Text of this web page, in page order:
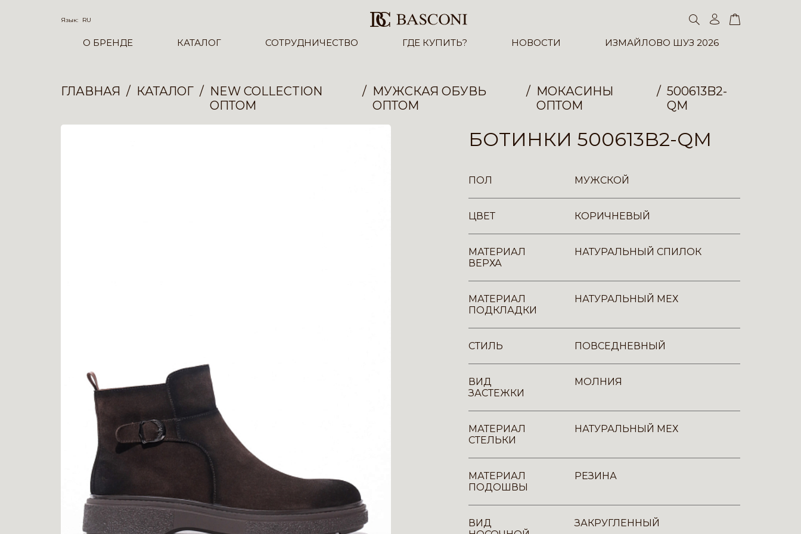
Язык: RU
О БРЕНДЕ КАТАЛОГ СОТРУДНИЧЕСТВО ГДЕ КУПИТЬ? НОВОСТИ ИЗМАЙЛОВО ШУЗ 2026
ГЛАВНАЯ КАТАЛОГ
NEW COLLECTION
ОПТОМ
МУЖСКАЯ ОБУВЬ
ОПТОМ
МОКАСИНЫ
ОПТОМ
500613B2-
QM
БОТИНКИ 500613B2-QM
ПОЛ МУЖСКОЙ
ЦВЕТ КОРИЧНЕВЫЙ
МАТЕРИАЛ
ВЕРХА
НАТУРАЛЬНЫЙ СПИЛОК
МАТЕРИАЛ
ПОДКЛАДКИ
НАТУРАЛЬНЫЙ МЕХ
СТИЛЬ ПОВСЕДНЕВНЫЙ
ВИД
ЗАСТЕЖКИ
МОЛНИЯ
МАТЕРИАЛ
СТЕЛЬКИ
НАТУРАЛЬНЫЙ МЕХ
МАТЕРИАЛ
ПОДОШВЫ
РЕЗИНА
ВИД
ЗАКРУГЛЕННЫЙ